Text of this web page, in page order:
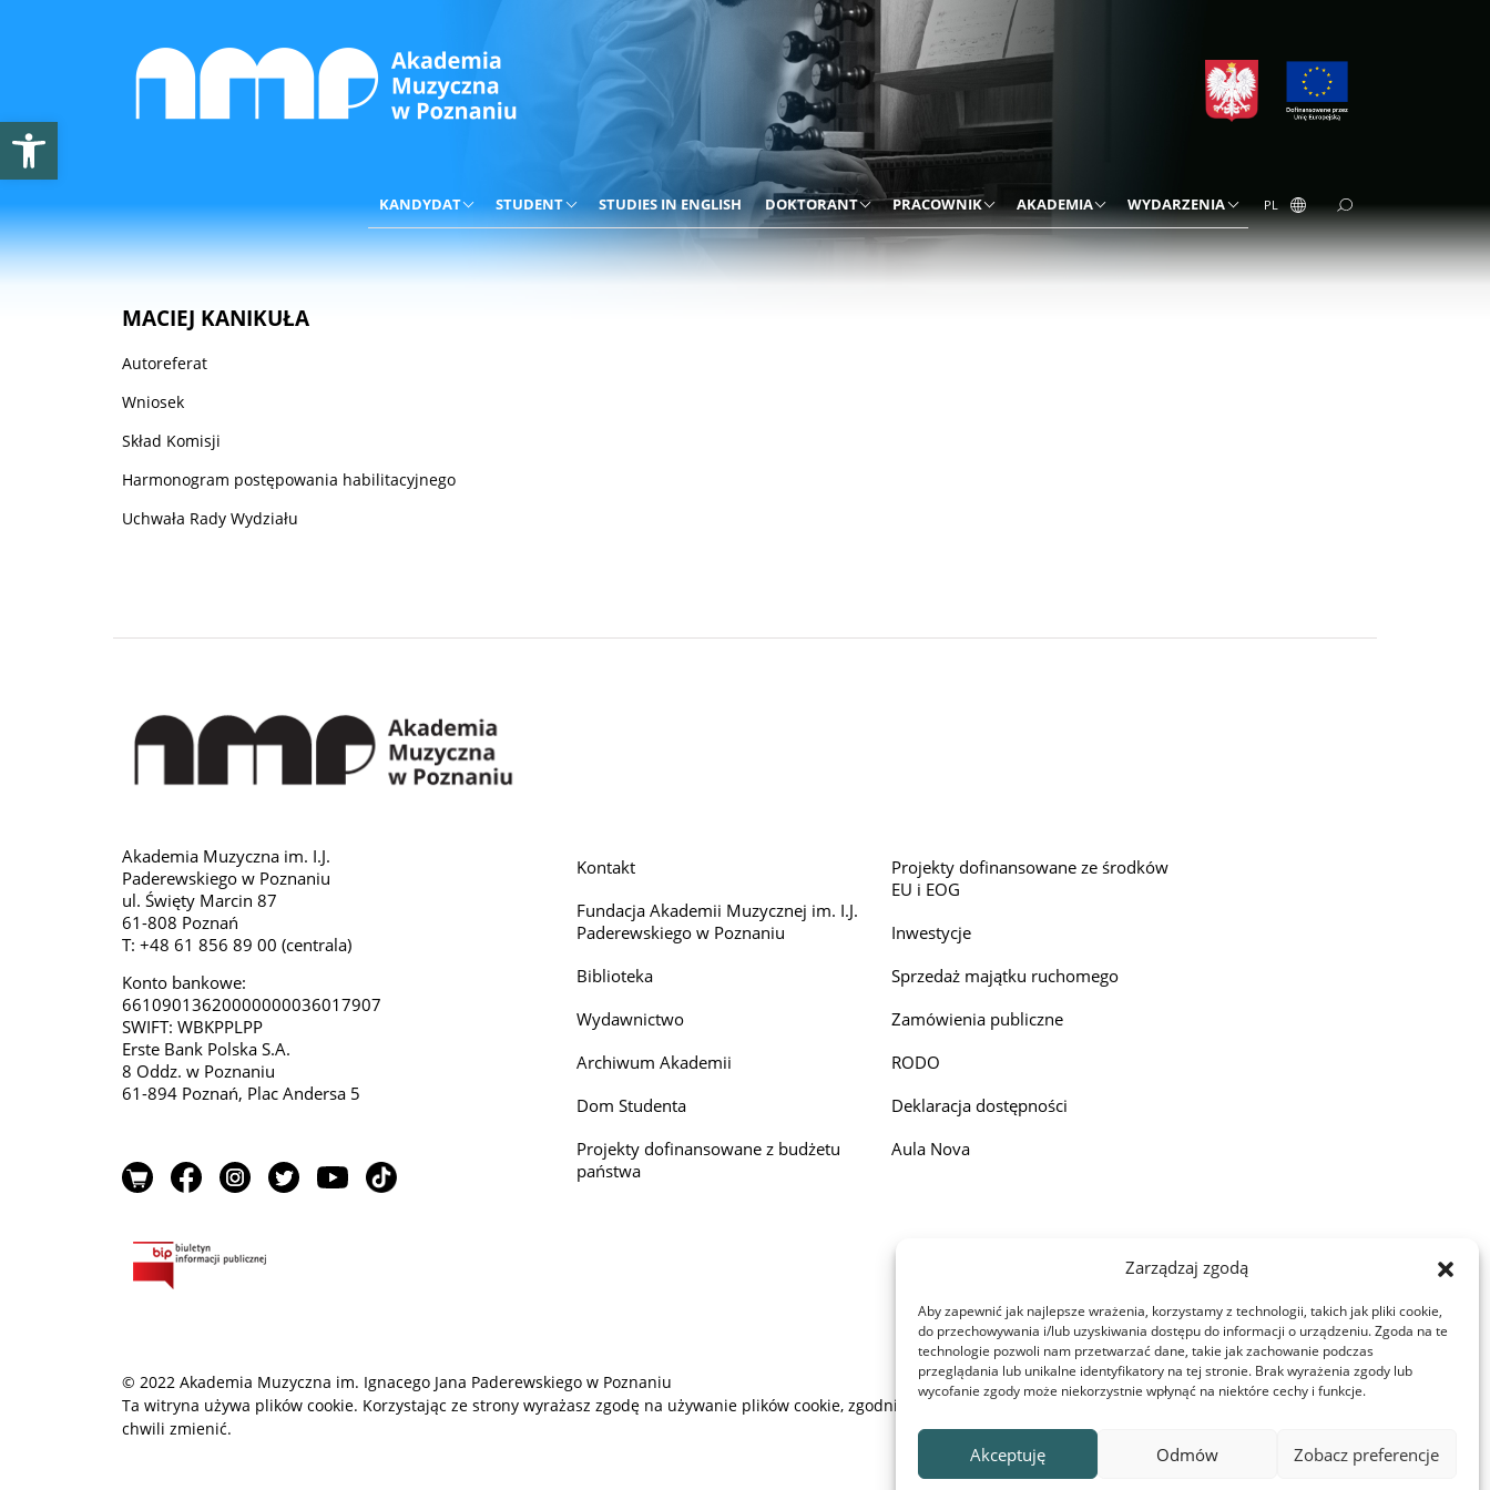
Otwórz pasek narzędzi
Zarządzaj zgodą
Aby zapewnić jak najlepsze wrażenia, korzystamy z technologii, takich jak pliki cookie,
do przechowywania i/lub uzyskiwania dostępu do informacji o urządzeniu. Zgoda na te
technologie pozwoli nam przetwarzać dane, takie jak zachowanie podczas
przeglądania lub unikalne identyfikatory na tej stronie. Brak wyrażenia zgody lub
wycofanie zgody może niekorzystnie wpłynąć na niektóre cechy i funkcje.
Akceptuję Odmów Zobacz preferencje
KANDYDAT STUDENT STUDIES IN ENGLISH DOKTORANT PRACOWNIK AKADEMIA WYDARZENIA PL
MACIEJ KANIKUŁA
Autoreferat
Wniosek
Skład Komisji
Harmonogram postępowania habilitacyjnego
Uchwała Rady Wydziału
Akademia Muzyczna im. I.J.
Paderewskiego w Poznaniu
ul. Święty Marcin 87
61-808 Poznań
T: +48 61 856 89 00 (centrala)
Konto bankowe:
66109013620000000036017907
SWIFT: WBKPPLPP
Erste Bank Polska S.A.
8 Oddz. w Poznaniu
61-894 Poznań, Plac Andersa 5
Kontakt
Fundacja Akademii Muzycznej im. I.J.
Paderewskiego w Poznaniu
Biblioteka
Wydawnictwo
Archiwum Akademii
Dom Studenta
Projekty dofinansowane z budżetu
państwa
Projekty dofinansowane ze środków
EU i EOG
Inwestycje
Sprzedaż majątku ruchomego
Zamówienia publiczne
RODO
Deklaracja dostępności
Aula Nova
© 2022 Akademia Muzyczna im. Ignacego Jana Paderewskiego w Poznaniu
Ta witryna używa plików cookie. Korzystając ze strony wyrażasz zgodę na używanie plików cookie, zgodnie z aktualnymi ustawieniami przeglądarki. Możesz je w każdej
chwili zmienić.